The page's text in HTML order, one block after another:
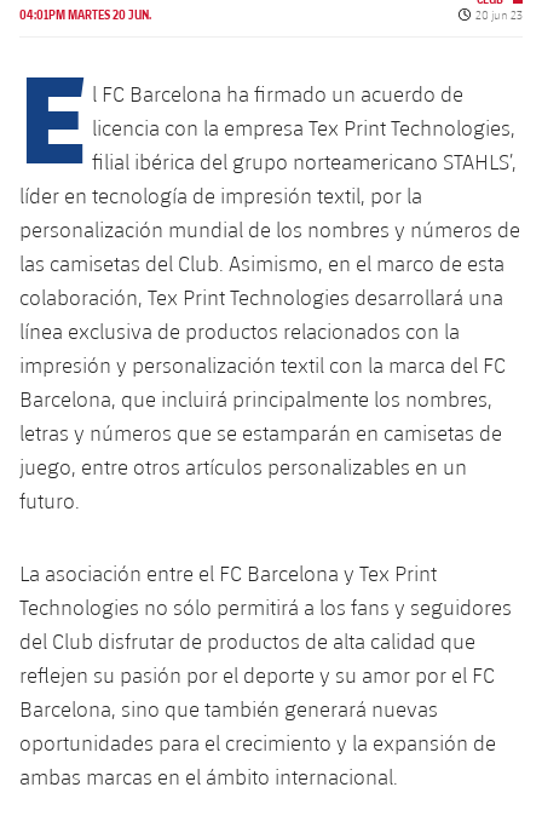
plusicon
más
Instalaciones
Spotify Camp Nou
Palau Blaugrana
Estadi Johan Cruyff
Barça Cafe
Ciutat Esportiva
plusicon
más
Accesibilidad
plusicon
más
Acreditaciones
Instalaciones
SUB12
SUB11 A
SUB11 B
SUB10 A
SUB9 A
SUB9 B
SUB12 C
SUB11 C
Gameday Shows
Resultados
Clasificación
Jugadores
Fotos
Historia
Base
Junior
Cadete A
Cadete B
Infantil A
Infantil B
Mini
Campus Verano
PLUSICON
MÁS
Primer Equipo
Actualidad
Calendario
Entradas
Resultados
Clasificaciones
Fotos
Historia
Palmarés
Barça Atlètic
Actualidad
Calendario
Resultados
Clasificaciones
Fotos
Base
Actualidad
Juvenil
Cadete A
Infantil A
Infantil B
PLUSICON
MÁS
Primer equipo
plusicon
más
Actualidad
Entradas
Resultados
Clasificaciones
Jugadors
Barça Atlètic
plusicon
más
Calendario
Resultados
Jugadores
Clasificaciones
Actualidad
Cadete
Infantil
Campus Verano
PLUSICON
MÁS
Primer equipo
plusicon
más
04:01PM MARTES 20 JUN.
Fecha de
20 jun 23
E l FC Barcelona ha firmado un acuerdo de
licencia con la empresa Tex Print Technologies,
filial ibérica del grupo norteamericano STAHLS’,
líder en tecnología de impresión textil, por la
personalización mundial de los nombres y números de
las camisetas del Club. Asimismo, en el marco de esta
colaboración, Tex Print Technologies desarrollará una
línea exclusiva de productos relacionados con la
impresión y personalización textil con la marca del FC
Barcelona, que incluirá principalmente los nombres,
letras y números que se estamparán en camisetas de
juego, entre otros artículos personalizables en un
futuro.
La asociación entre el FC Barcelona y Tex Print
Technologies no sólo permitirá a los fans y seguidores
del Club disfrutar de productos de alta calidad que
reflejen su pasión por el deporte y su amor por el FC
Barcelona, sino que también generará nuevas
oportunidades para el crecimiento y la expansión de
ambas marcas en el ámbito internacional.